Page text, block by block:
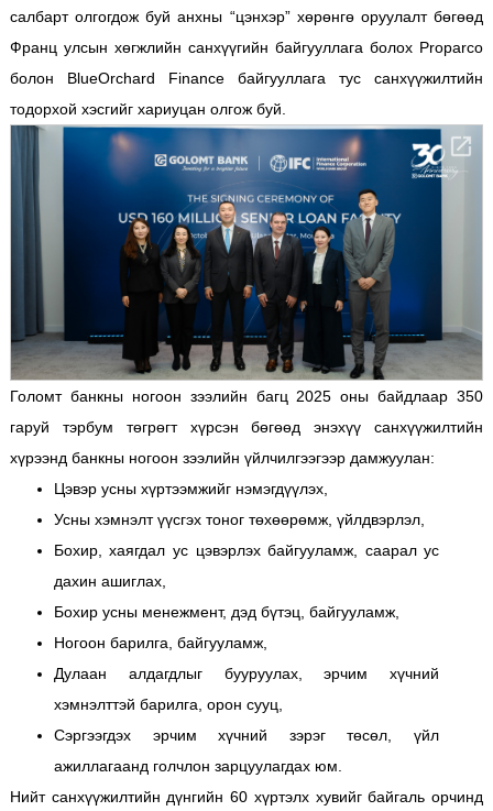
салбарт олгогдож буй анхны “цэнхэр” хөрөнгө оруулалт бөгөөд
Франц улсын хөгжлийн санхүүгийн байгууллага болох Proparco
болон BlueOrchard Finance байгууллага тус санхүүжилтийн
тодорхой хэсгийг хариуцан олгож буй.
Голомт банкны ногоон зээлийн багц 2025 оны байдлаар 350
гаруй тэрбум төгрөгт хүрсэн бөгөөд энэхүү санхүүжилтийн
хүрээнд банкны ногоон зээлийн үйлчилгээгээр дамжуулан:
Цэвэр усны хүртээмжийг нэмэгдүүлэх,
Усны хэмнэлт үүсгэх тоног төхөөрөмж, үйлдвэрлэл,
Бохир, хаягдал ус цэвэрлэх байгууламж, саарал ус
дахин ашиглах,
Бохир усны менежмент, дэд бүтэц, байгууламж,
Ногоон барилга, байгууламж,
Дулаан алдагдлыг бууруулах, эрчим хүчний
хэмнэлттэй барилга, орон сууц,
Сэргээгдэх эрчим хүчний зэрэг төсөл, үйл
ажиллагаанд голчлон зарцуулагдах юм.
Нийт санхүүжилтийн дүнгийн 60 хүртэлх хувийг байгаль орчинд